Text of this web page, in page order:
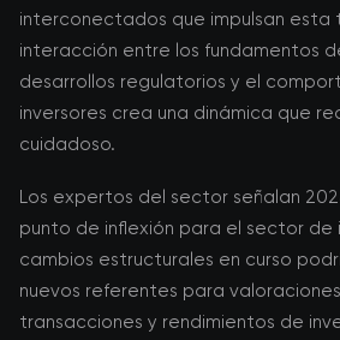
interconectados que impulsan esta
interacción entre los fundamentos
desarrollos regulatorios y el
inversores crea una dinámica que
cuidadoso.
Los expertos del sector señalan
punto de inflexión para el sector de
cambios estructurales en curso
nuevos referentes para
transacciones y rendimientos de